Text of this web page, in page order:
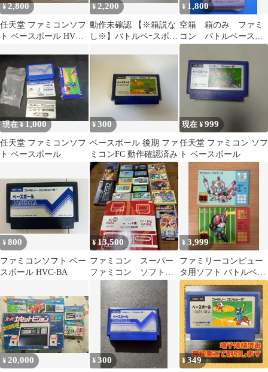
¥2,800
任天堂 ファミコンソフ
ト ベースボール HVC-
¥2,200
動作未確認 【※箱説な
し※】バトルベｰスボｰ
¥ 1,800
空箱 箱のみ ファミ
コン バトルベースボ
ール 1993年 バンプ
レスト
現在 ¥1,000
任天堂 ファミコンソフ
ト ベースボール
¥300
ベースボール 後期 ファ
ミコンFC 動作確認済み
現在 ¥999
任天堂 ファミコン ソフ
ト ベースボール
¥800
ファミコンソフト ベー
スボール HVC-BA
¥13,500
ファミコン スーパー
ファミコン ソフト
色々 17個セットと本
¥3,999
ファミリーコンピュー
タ用ソフト バトルベー
スボール 販促用カード
非売品
¥20,000 ¥300 ¥349